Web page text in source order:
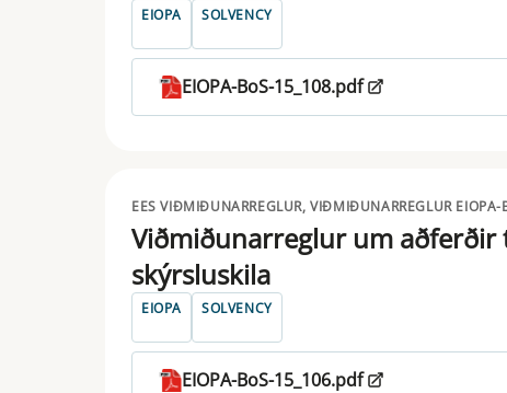
EIOPA SOLVENCY
EIOPA-BoS-15_108.pdf
EES VIÐMIÐUNARREGLUR, VIÐMIÐUNARREGLUR
Viðmiðunarreglur um aðferðir
skýrsluskila
EIOPA SOLVENCY
EIOPA-BoS-15_106.pdf